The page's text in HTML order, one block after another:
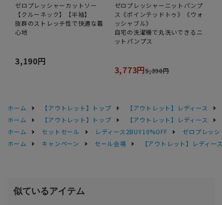
ゼロプレッシャーカットソー
【クルーネック】【半袖】
抜群のストレッチ性で快適な着
心地
3,190円
ゼロプレッシャーニットパンプ
ス《ポインテッドトゥ》《ウォ
ッシャブル》
自宅の洗濯機で丸洗いできるニ
ットパンプス
3,773円5,390円
ホーム 【アウトレット】トップ
【アウトレット】レディース
ホーム
【アウトレット】トップ
【アウトレット】レディース
ホーム
セットセール レディース2BUY10%OFF
ゼロプレッ
ホーム
キャンペーン セール会場 【アウトレット】レディー